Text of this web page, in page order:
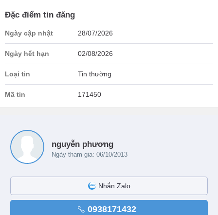
Đặc điểm tin đăng
Ngày cập nhật 28/07/2026
Ngày hết hạn 02/08/2026
Loại tin Tin thường
Mã tin 171450
nguyễn phương
Ngày tham gia: 06/10/2013
Nhắn Zalo
0938171432